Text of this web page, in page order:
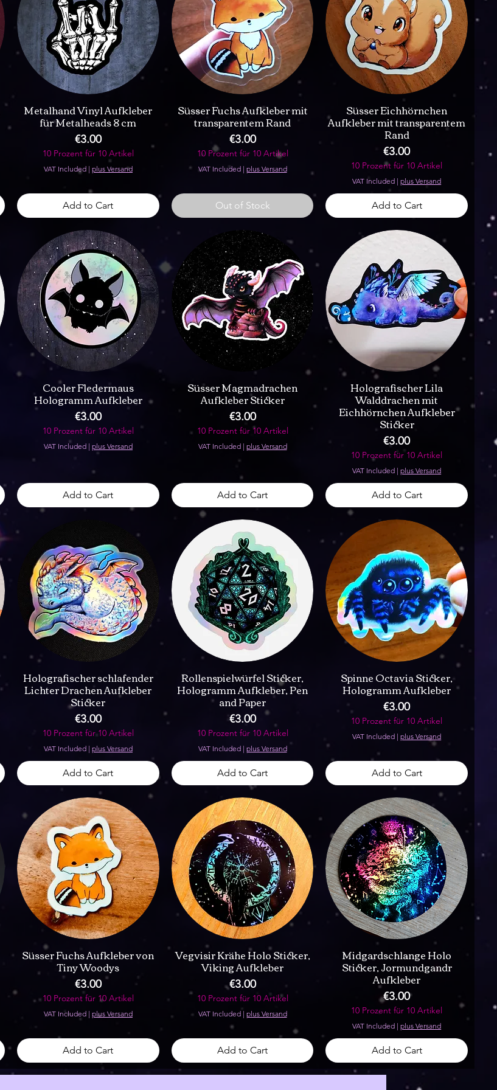
Metalhand Vinyl Aufkleber
für Metalheads 8 cm
Price
€3.00
10 Prozent für 10 Artikel
VAT Included| plus Versand
Add to Cart
Süsser Fuchs Aufkleber mit
transparentem Rand
Price
€3.00
10 Prozent für 10 Artikel
VAT Included| plus Versand
Out of Stock
Süsser Eichhörnchen
Aufkleber mit transparentem
Rand
Price
€3.00
10 Prozent für 10 Artikel
VAT Included |plus Versand
Add to Cart
Cooler Fledermaus
Hologramm Aufkleber
Price
€3.00
10 Prozent für 10 Artikel
VAT Included| plus Versand
Add to Cart
Süsser Magmadrachen
Aufkleber Sticker
Price
€3.00
10 Prozent für 10 Artikel
VAT Included| plus Versand
Add to Cart
Holografischer Lila
Walddrachen mit
Eichhörnchen Aufkleber
Sticker
Price
€3.00
10 Prozent für 10 Artikel
VAT Included |plus Versand
Add to Cart
Holografischer schlafender
Lichter Drachen Aufkleber
Sticker
Price
€3.00
10 Prozent für 10 Artikel
VAT Included| plus Versand
Add to Cart
Rollenspielwürfel Sticker,
Hologramm Aufkleber, Pen
and Paper
Price
€3.00
10 Prozent für 10 Artikel
VAT Included| plus Versand
Add to Cart
Spinne Octavia Sticker,
Hologramm Aufkleber
Price
€3.00
10 Prozent für 10 Artikel
VAT Included |plus Versand
Add to Cart
Süsser Fuchs Aufkleber von
Tiny Woodys
Price
€3.00
10 Prozent für 10 Artikel
VAT Included| plus Versand
Add to Cart
Vegvisir Krähe Holo Sticker,
Viking Aufkleber
Price
€3.00
10 Prozent für 10 Artikel
VAT Included| plus Versand
Add to Cart
Midgardschlange Holo
Sticker, Jormundgandr
Aufkleber
Price
€3.00
10 Prozent für 10 Artikel
VAT Included |plus Versand
Add to Cart